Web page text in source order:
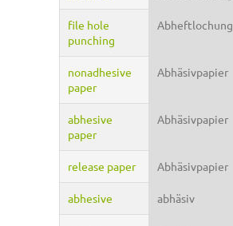
file hole
punching
Abheftlochung
nonadhesive
paper
Abhäsivpapier
abhesive
paper
Abhäsivpapier
release paper Abhäsivpapier
abhesive abhäsiv